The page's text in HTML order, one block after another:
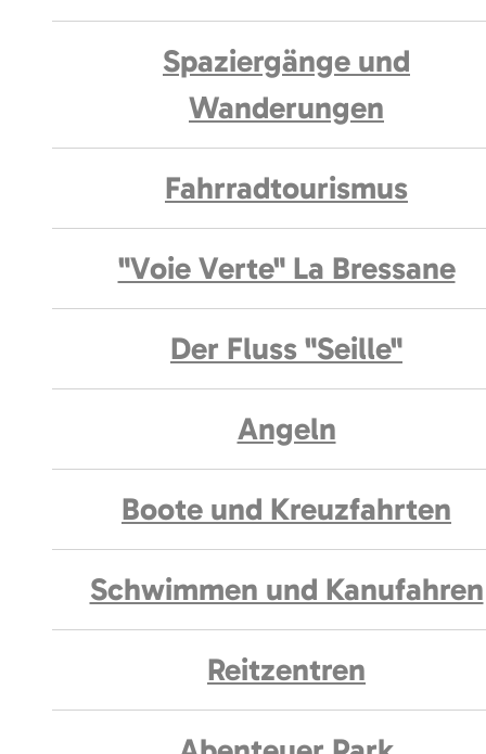
Spaziergänge und
Wanderungen
Fahrradtourismus
"Voie Verte" La Bressane
Der Fluss "Seille"
Angeln
Boote und Kreuzfahrten
Schwimmen und Kanufahren
Reitzentren